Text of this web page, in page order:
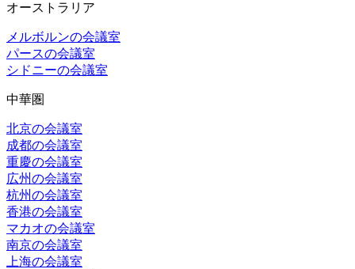
オーストラリア
メルボルンの会議室
パースの会議室
シドニーの会議室
中華圏
北京の会議室
成都の会議室
重慶の会議室
広州の会議室
杭州の会議室
香港の会議室
マカオの会議室
南京の会議室
上海の会議室